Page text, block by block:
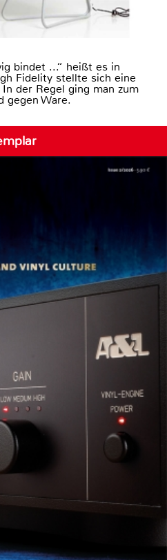
bindet ...“ heißt es in
Fidelity stellte sich eine
der Regel ging man zum
gegen Ware.